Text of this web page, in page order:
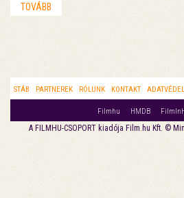
TOVÁBB
STÁB PARTNEREK RÓLUNK KONTAKT
Filmhu HMDB
A FILMHU-CSOPORT kiadója Film.hu Kft. ©